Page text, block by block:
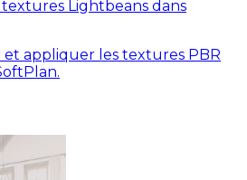
Lightbeans dans
appliquer les textures PBR